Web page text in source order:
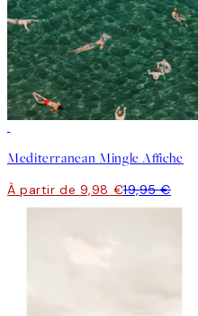
Mediterranean Mingle Affiche
À partir de 9,98 €19,95 €